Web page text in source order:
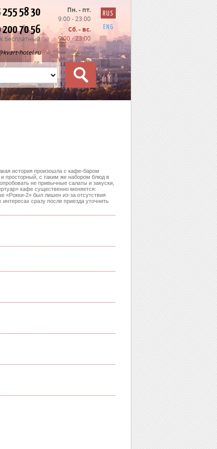
58 30
70 56
бесплатный
hotel.ru
Пн. - пт.
9:00 - 23:00
Сб. - вс.
9:00 - 23:00
RUS
ENG
история произошла с кафе-баром
просторный, с таким же набором блюд в
не привычные салаты и закуски,
кафе существенно меняется:
«Рокки-2» был лишен из-за отсутствия
сразу после приезда уточнить